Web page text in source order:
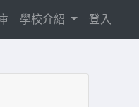
學校介紹 登入